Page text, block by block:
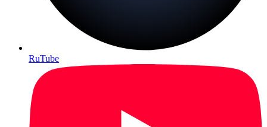
RuTube